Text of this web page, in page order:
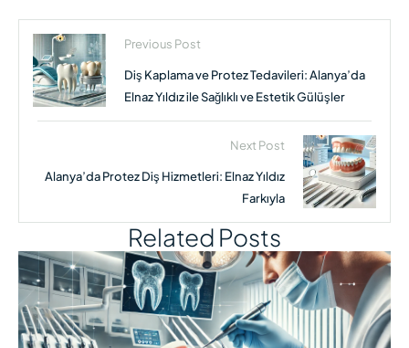
Previous Post
Diş Kaplama ve Protez Tedavileri: Alanya’da
Elnaz Yıldız ile Sağlıklı ve Estetik Gülüşler
Next Post
Alanya’da Protez Diş Hizmetleri: Elnaz Yıldız
Farkıyla
Related Posts